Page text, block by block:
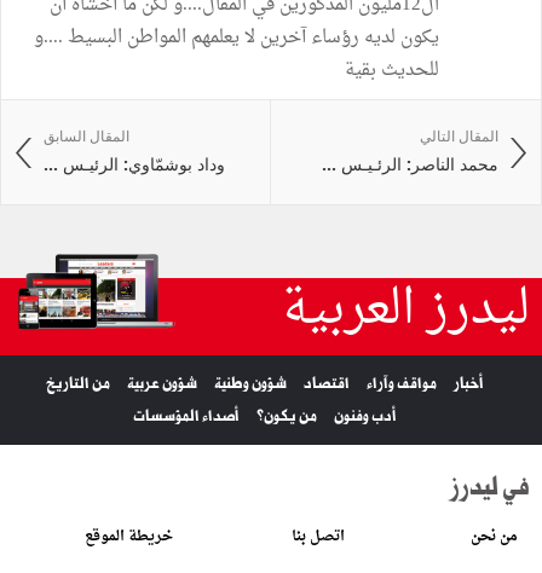
يكون لديه رؤساء آخرين لا يعلمهم المواطن البسيط ....و
للحديث بقية
المقال السابق
وداد بوشمّاوي: الرئيـس ...
المقال التالي
محمد الناصر: الرئـيـس ...
ليدرز العربية
أخبار مواقف وآراء اقتصاد شؤون وطنية شؤون عربية
من التاريخ
أدب وفنون
من يكون؟ أصداء المؤسسات
في ليدرز
من نحن اتصل بنا خريطة الموقع